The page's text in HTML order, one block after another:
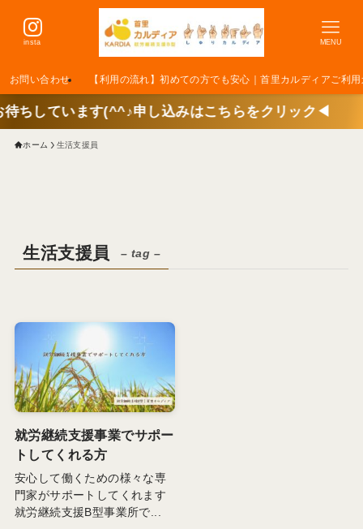
insta MENU
お問い合わせ 【利用の流れ】初めての方でも安心｜首里カルディアご利
す(^^♪申し込みはこちらをクリック◀
ホーム 生活支援員
生活支援員 – tag –
就労継続支援事業でサポー
トしてくれる方
安心して働くための様々な専
門家がサポートしてくれます
就労継続支援B型事業所で...